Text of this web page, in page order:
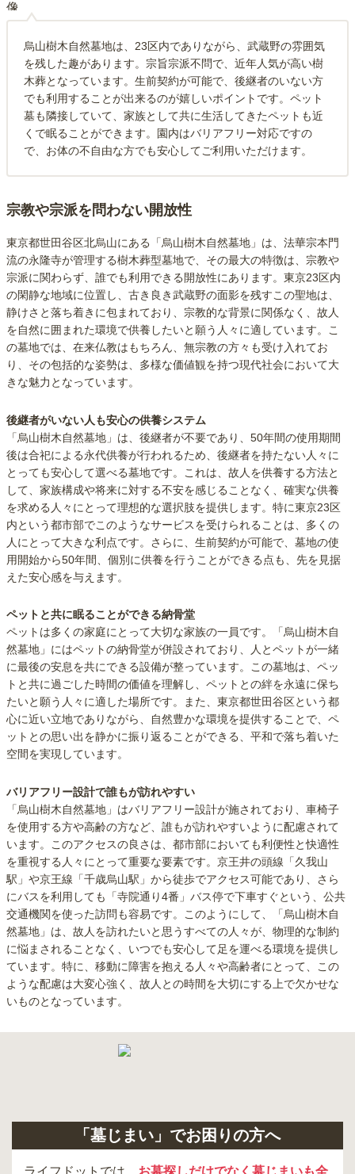
烏山樹木自然墓地は、23区内でありながら、武蔵野の雰囲気
を残した趣があります。宗旨宗派不問で、近年人気が高い樹
木葬となっています。生前契約が可能で、後継者のいない方
でも利用することが出来るのが嬉しいポイントです。ペット
墓も隣接していて、家族として共に生活してきたペットも近
くで眠ることができます。園内はバリアフリー対応ですの
で、お体の不自由な方でも安心してご利用いただけます。
宗教や宗派を問わない開放性
東京都世田谷区北烏山にある「烏山樹木自然墓地」は、法華宗本門
流の永隆寺が管理する樹木葬型墓地で、その最大の特徴は、宗教や
宗派に関わらず、誰でも利用できる開放性にあります。東京23区内
の閑静な地域に位置し、古き良き武蔵野の面影を残すこの聖地は、
静けさと落ち着きに包まれており、宗教的な背景に関係なく、故人
を自然に囲まれた環境で供養したいと願う人々に適しています。こ
の墓地では、在来仏教はもちろん、無宗教の方々も受け入れてお
り、その包括的な姿勢は、多様な価値観を持つ現代社会において大
きな魅力となっています。
後継者がいない人も安心の供養システム
「烏山樹木自然墓地」は、後継者が不要であり、50年間の使用期間
後は合祀による永代供養が行われるため、後継者を持たない人々に
とっても安心して選べる墓地です。これは、故人を供養する方法と
して、家族構成や将来に対する不安を感じることなく、確実な供養
を求める人々にとって理想的な選択肢を提供します。特に東京23区
内という都市部でこのようなサービスを受けられることは、多くの
人にとって大きな利点です。さらに、生前契約が可能で、墓地の使
用開始から50年間、個別に供養を行うことができる点も、先を見据
えた安心感を与えます。
ペットと共に眠ることができる納骨堂
ペットは多くの家庭にとって大切な家族の一員です。「烏山樹木自
然墓地」にはペットの納骨堂が併設されており、人とペットが一緒
に最後の安息を共にできる設備が整っています。この墓地は、ペッ
トと共に過ごした時間の価値を理解し、ペットとの絆を永遠に保ち
たいと願う人々に適した場所です。また、東京都世田谷区という都
心に近い立地でありながら、自然豊かな環境を提供することで、ペ
ットとの思い出を静かに振り返ることができる、平和で落ち着いた
空間を実現しています。
バリアフリー設計で誰もが訪れやすい
「烏山樹木自然墓地」はバリアフリー設計が施されており、車椅子
を使用する方や高齢の方など、誰もが訪れやすいように配慮されて
います。このアクセスの良さは、都市部においても利便性と快適性
を重視する人々にとって重要な要素です。京王井の頭線「久我山
駅」や京王線「千歳烏山駅」から徒歩でアクセス可能であり、さら
にバスを利用しても「寺院通り4番」バス停で下車すぐという、公共
交通機関を使った訪問も容易です。このようにして、「烏山樹木自
然墓地」は、故人を訪れたいと思うすべての人々が、物理的な制約
に悩まされることなく、いつでも安心して足を運べる環境を提供し
ています。特に、移動に障害を抱える人々や高齢者にとって、この
ような配慮は大変心強く、故人との時間を大切にする上で欠かせな
いものとなっています。
「墓じまい」でお困りの方へ
ライフドットでは、 お墓探しだけでなく墓じまいも全